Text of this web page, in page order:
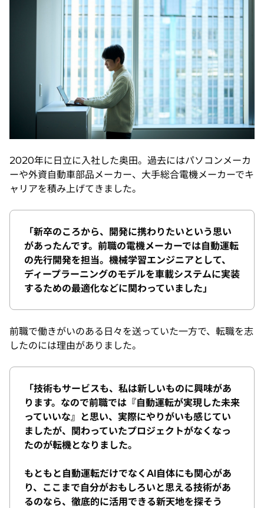
2020年に日立に入社した奥田。過去にはパソコンメーカ
ーや外資自動車部品メーカー、大手総合電機メーカーでキ
ャリアを積み上げてきました。
「新卒のころから、開発に携わりたいという思い
があったんです。前職の電機メーカーでは自動運転
の先行開発を担当。機械学習エンジニアとして、
ディープラーニングのモデルを車載システムに実装
するための最適化などに関わっていました」
前職で働きがいのある日々を送っていた一方で、転職を志
したのには理由がありました。
「技術もサービスも、私は新しいものに興味があ
ります。なので前職では『自動運転が実現した未来
っていいな』と思い、実際にやりがいも感じてい
ましたが、関わっていたプロジェクトがなくなっ
たのが転機となりました。
もともと自動運転だけでなくAI自体にも関心があ
り、ここまで自分がおもしろいと思える技術があ
るのなら、徹底的に活用できる新天地を探そう